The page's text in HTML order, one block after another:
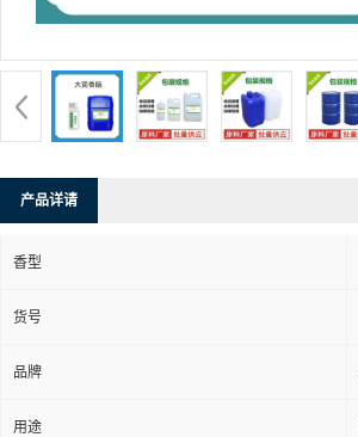
产品详请
香型
货号
品牌
用途